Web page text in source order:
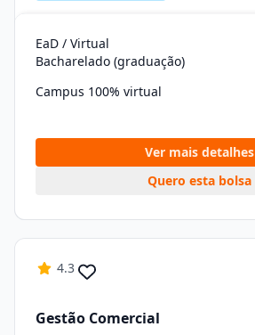
EaD / Virtual
Bacharelado (graduação)
Campus 100% virtual
Ver mais detalhes
Quero esta bolsa
4.3
Gestão Comercial